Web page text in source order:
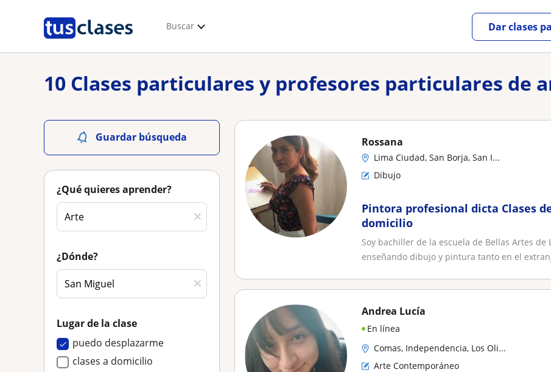
Buscar Dar clases
10 Clases particulares y profesores particulares de
Guardar búsqueda
¿Qué quieres aprender?
¿Dónde?
Lugar de la clase
puedo desplazarme
clases a domicilio
Rossana
Lima Ciudad, San Borja, San I...
Dibujo
Pintora profesional dicta Clases
domicilio
Soy bachiller de la escuela de Bellas Artes
enseñando dibujo y pintura tanto en el
Andrea Lucía
En línea
Comas, Independencia, Los Oli...
Arte Contemporáneo